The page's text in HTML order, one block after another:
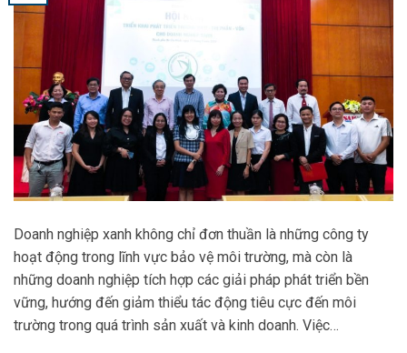
Doanh nghiệp xanh không chỉ đơn thuần là những công ty
hoạt động trong lĩnh vực bảo vệ môi trường, mà còn là
những doanh nghiệp tích hợp các giải pháp phát triển bền
vững, hướng đến giảm thiểu tác động tiêu cực đến môi
trường trong quá trình sản xuất và kinh doanh. Việc…